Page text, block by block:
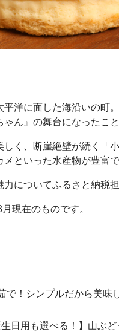
洋に面した海沿いの町
ん』の舞台になったこ
く、断崖絶壁が続く「
といった水産物が豊富
についてふるさと納税
現在のものです。
で！シンプルだから美味
生日用も選べる！】山ぶ